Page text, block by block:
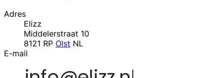
Adres
Elizz
Middelerstraat 10
8121 RP Olst NL
E-mail